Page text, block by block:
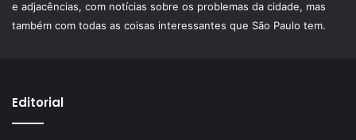
e adjacências, com notícias sobre os problemas da cidade, mas
também com todas as coisas interessantes que São Paulo tem.
Editorial